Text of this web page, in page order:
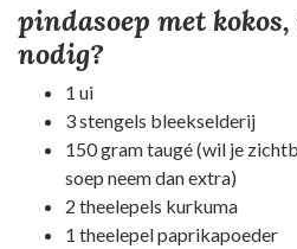
pindasoep met
nodig?
1 ui
3 stengels bleekselderij
150 gram taugé (wil je
soep neem dan extra)
2 theelepels kurkuma
1 theelepel paprikapoeder